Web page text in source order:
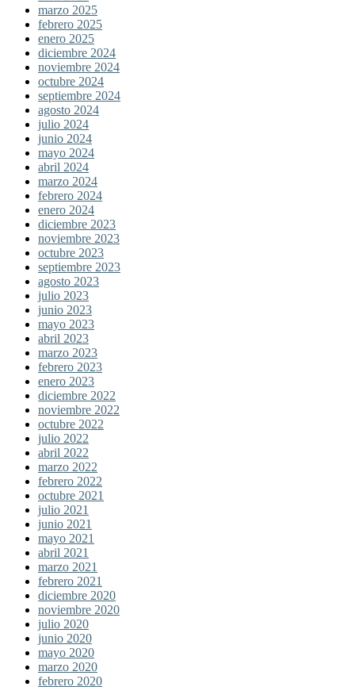
marzo 2025
febrero 2025
enero 2025
diciembre 2024
noviembre 2024
octubre 2024
septiembre 2024
agosto 2024
julio 2024
junio 2024
mayo 2024
abril 2024
marzo 2024
febrero 2024
enero 2024
diciembre 2023
noviembre 2023
octubre 2023
septiembre 2023
agosto 2023
julio 2023
junio 2023
mayo 2023
abril 2023
marzo 2023
febrero 2023
enero 2023
diciembre 2022
noviembre 2022
octubre 2022
julio 2022
abril 2022
marzo 2022
febrero 2022
octubre 2021
julio 2021
junio 2021
mayo 2021
abril 2021
marzo 2021
febrero 2021
diciembre 2020
noviembre 2020
julio 2020
junio 2020
mayo 2020
marzo 2020
febrero 2020